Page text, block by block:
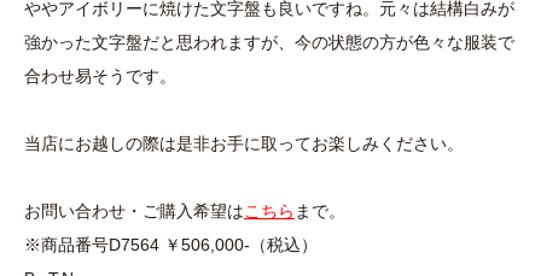
ややアイボリーに焼けた文字盤も良いですね。元々は結構白みが
強かった文字盤だと思われますが、今の状態の方が色々な服装で
合わせ易そうです。
当店にお越しの際は是非お手に取ってお楽しみください。
お問い合わせ・ご購入希望はこちら まで。
※商品番号D7564 ￥506,000-（税込）